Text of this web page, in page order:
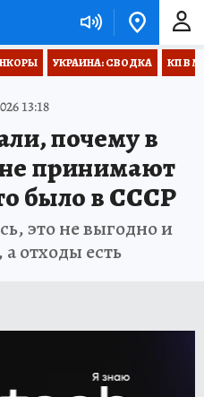
УКРАИНА: СВОДКА КП В
13:18
почему в
принимают
было в СССР
это не выгодно и
отходы есть